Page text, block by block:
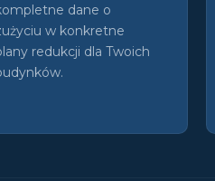
dane o
w konkretne
redukcji dla Twoich